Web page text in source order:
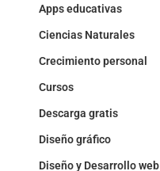
Apps educativas
Ciencias Naturales
Crecimiento personal
Cursos
Descarga gratis
Diseño gráfico
Diseño y Desarrollo web